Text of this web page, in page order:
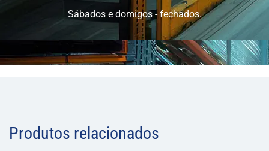
Sábados e domigos - fechados.
Produtos relacionados